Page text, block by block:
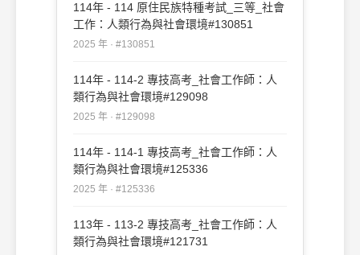
114年 - 114 原住民族特種考試_三等_社會
工作：人類行為與社會環境#130851
2025 年 · #130851
114年 - 114-2 專技高考_社會工作師：人
類行為與社會環境#129098
2025 年 · #129098
114年 - 114-1 專技高考_社會工作師：人
類行為與社會環境#125336
2025 年 · #125336
113年 - 113-2 專技高考_社會工作師：人
類行為與社會環境#121731